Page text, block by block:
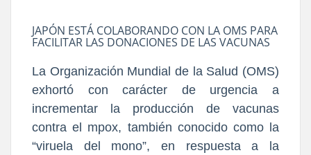
JAPÓN ESTÁ COLABORANDO CON LA OMS PARA
FACILITAR LAS DONACIONES DE LAS VACUNAS
La Organización Mundial de la Salud (OMS)
exhortó con carácter de urgencia a
incrementar la producción de vacunas
contra el mpox, también conocido como la
“viruela del mono”, en respuesta a la